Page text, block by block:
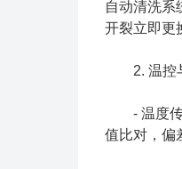
自动清洗系
开裂立即更
2. 温控与
- 温度传
值比对，偏